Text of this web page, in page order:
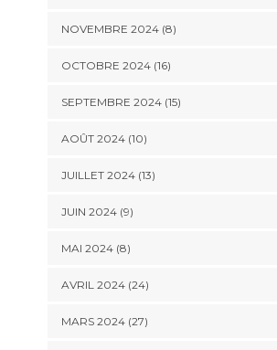
NOVEMBRE 2024 (8)
OCTOBRE 2024 (16)
SEPTEMBRE 2024 (15)
AOÛT 2024 (10)
JUILLET 2024 (13)
JUIN 2024 (9)
MAI 2024 (8)
AVRIL 2024 (24)
MARS 2024 (27)